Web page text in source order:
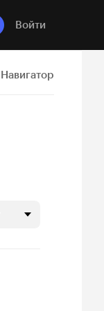
Войти
Навигатор